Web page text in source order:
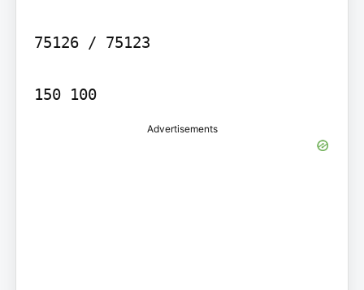
75126 / 75123
150 100
Advertisements